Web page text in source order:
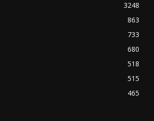
3248
863
733
680
518
515
465